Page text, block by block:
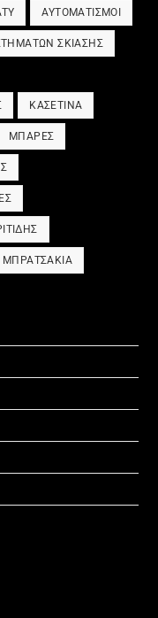
ΑΥΤΟΜΑΤΙΣΜΟΊ
ΣΚΊΑΣΗΣ
ΚΑΣΕΤΊΝΑ
ΜΠΆΡΕΣ